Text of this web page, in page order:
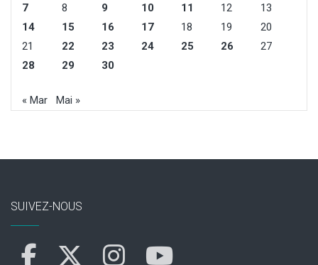
7
8 9 10 11 12
13
14
15 16 17 18 19
20
21
22 23 24 25 26
27
28
29 30
« Mar Mai »
SUIVEZ-NOUS